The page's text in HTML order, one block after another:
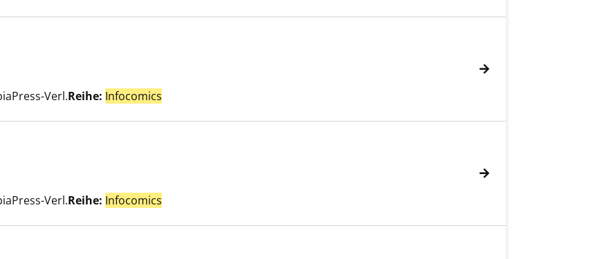
anzeigen
Verl.Reihe: Infocomics
Verl.Reihe: Infocomics